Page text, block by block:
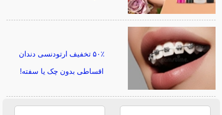
۵۰٪ تخفیف ارتودنسی دندان
اقساطی بدون چک یا سفته!